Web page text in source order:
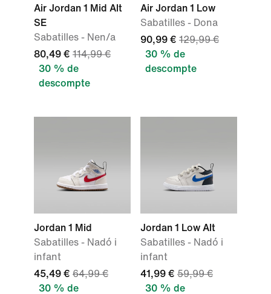
Air Jordan 1 Mid Alt
SE
Sabatilles - Nen/a
80,49 € 114,99 €
30 % de
descompte
Air Jordan 1 Low
Sabatilles - Dona
90,99 € 129,99 €
30 % de
descompte
Jordan 1 Mid
Sabatilles - Nadó i
infant
45,49 € 64,99 €
30 % de
Jordan 1 Low Alt
Sabatilles - Nadó i
infant
41,99 € 59,99 €
30 % de